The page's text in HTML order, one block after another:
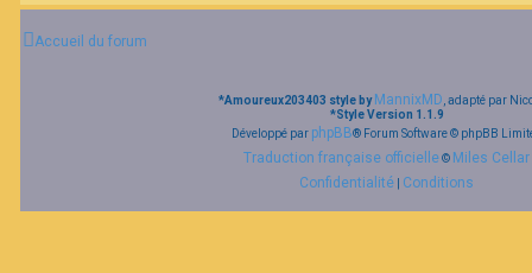
Accueil du forum
*Amoureux203403 style by MannixMD , adapté par
*Style Version 1.1.9
Développé par phpBB® Forum Software © phpBB
Traduction française officielle© Miles Cellar
Confidentialité Conditions